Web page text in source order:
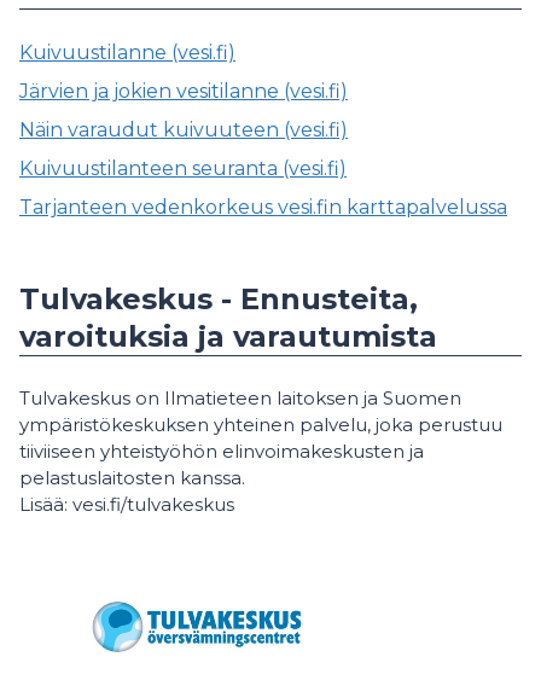
Kuivuustilanne (vesi.fi)
Järvien ja jokien vesitilanne (vesi.fi)
Näin varaudut kuivuuteen (vesi.fi)
Kuivuustilanteen seuranta (vesi.fi)
Tarjanteen vedenkorkeus vesi.fin karttapalvelussa
Tulvakeskus - Ennusteita,
varoituksia ja varautumista
Tulvakeskus on Ilmatieteen laitoksen ja Suomen
ympäristökeskuksen yhteinen palvelu, joka perustuu
tiiviiseen yhteistyöhön elinvoimakeskusten ja
pelastuslaitosten kanssa.
Lisää: vesi.fi/tulvakeskus